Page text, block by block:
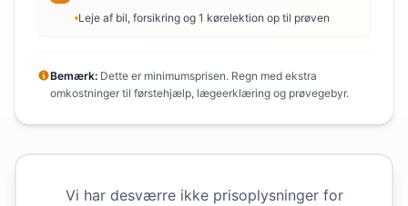
Leje af bil, forsikring og 1 kørelektion op til prøven
Bemærk: Dette er minimumsprisen. Regn med ekstra
omkostninger til førstehjælp, lægeerklæring og prøvegebyr.
Vi har desværre ikke prisoplysninger for